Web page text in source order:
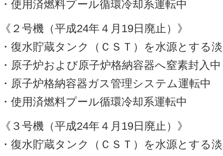
・使用済燃料プール循環冷却系運転中
《２号機（平成24年４月19日廃止）》
・復水貯蔵タンク（ＣＳＴ）を水源とする
・原子炉および原子炉格納容器へ窒素封入中
・原子炉格納容器ガス管理システム運転中
・使用済燃料プール循環冷却系運転中
《３号機（平成24年４月19日廃止）》
・復水貯蔵タンク（ＣＳＴ）を水源とする